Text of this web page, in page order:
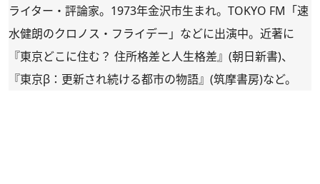
ライター・評論家。1973年金沢市生まれ。TOKYO FM「速
水健朗のクロノス・フライデー」などに出演中。近著に
『東京どこに住む？ 住所格差と人生格差』(朝日新書)、
『東京β：更新され続ける都市の物語』(筑摩書房)など。